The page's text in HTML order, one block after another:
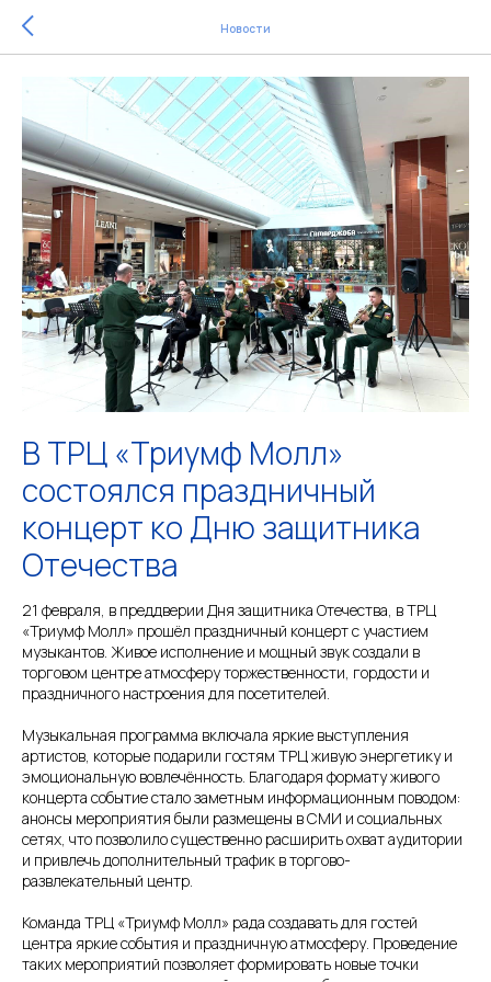
Новости
В ТРЦ «Триумф Молл»
состоялся праздничный
концерт ко Дню защитника
Отечества
21 февраля, в преддверии Дня защитника Отечества, в ТРЦ
«Триумф Молл» прошёл праздничный концерт с участием
музыкантов. Живое исполнение и мощный звук создали в
торговом центре атмосферу торжественности, гордости и
праздничного настроения для посетителей.
Музыкальная программа включала яркие выступления
артистов, которые подарили гостям ТРЦ живую энергетику и
эмоциональную вовлечённость. Благодаря формату живого
концерта событие стало заметным информационным поводом:
анонсы мероприятия были размещены в СМИ и социальных
сетях, что позволило существенно расширить охват аудитории
и привлечь дополнительный трафик в торгово-
развлекательный центр.
Команда ТРЦ «Триумф Молл» рада создавать для гостей
центра яркие события и праздничную атмосферу. Проведение
таких мероприятий позволяет формировать новые точки